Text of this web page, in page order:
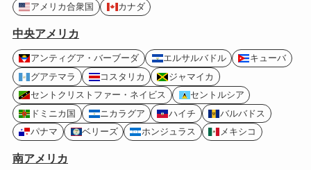
アメリカ合衆国 カナダ
中央アメリカ
アンティグア・バーブーダ エルサルバドル
キューバ
グアテマラ
コスタリカ
ジャマイカ
セントクリストファー・ネイビス
セントルシア
ドミニカ国
ニカラグア ハイチ
バルバドス
パナマ
ベリーズ ホンジュラス メキシコ
南アメリカ